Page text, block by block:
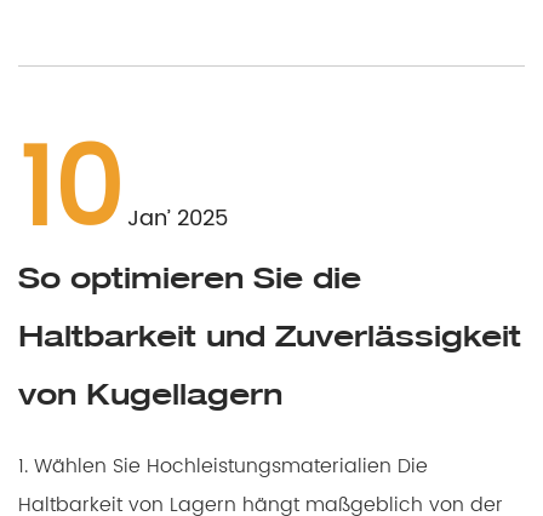
10 Jan’ 2025
So optimieren Sie die
Haltbarkeit und Zuverlässigkeit
von Kugellagern
1. Wählen Sie Hochleistungsmaterialien Die
Haltbarkeit von Lagern hängt maßgeblich von der